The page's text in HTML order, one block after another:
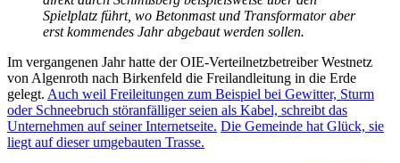
Spielplatz führt, wo Betonmast und Transformator aber
erst kommendes Jahr abgebaut werden sollen.
Im vergangenen Jahr hatte der OIE-Verteilnetzbetreiber Westnetz
von Algenroth nach Birkenfeld die Freilandleitung in die Erde
gelegt. Auch weil Freileitungen zum Beispiel bei Gewitter, Sturm
oder Schneebruch störanfälliger seien als Kabel, schreibt das
Unternehmen auf seiner Internetseite. Die Gemeinde hat Glück, sie
liegt auf dieser umgebauten Trasse.